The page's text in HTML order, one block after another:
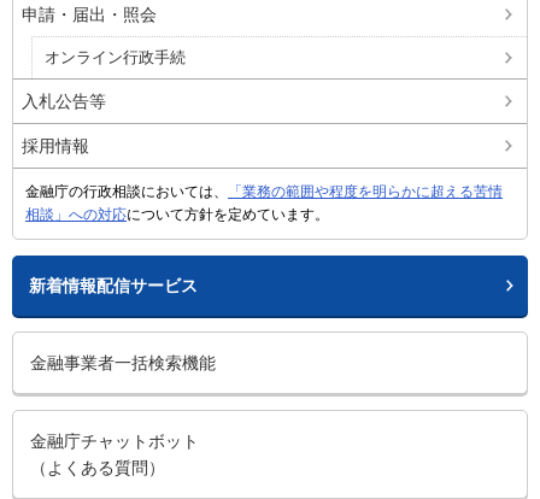
申請・届出・照会
オンライン行政手続
入札公告等
採用情報
金融庁の行政相談においては、
「業務の範囲や程度を明らかに超える苦情
相談」への対応について方針を定めています。
新着情報配信サービス
金融事業者一括検索機能
金融庁チャットボット
（よくある質問）